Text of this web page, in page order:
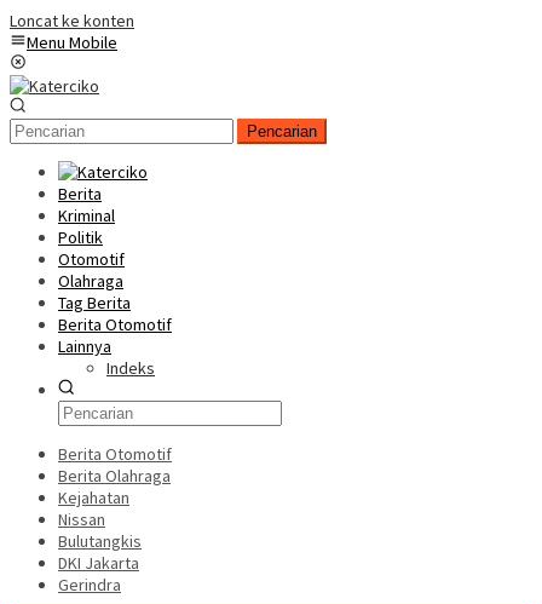
Loncat ke konten
Menu Mobile
Pencarian
Berita
Kriminal
Politik
Otomotif
Olahraga
Tag Berita
Berita Otomotif
Lainnya
Indeks
Berita Otomotif
Berita Olahraga
Kejahatan
Nissan
Bulutangkis
DKI Jakarta
Gerindra